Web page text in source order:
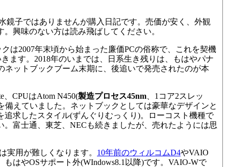
子ではありませんが購入日記です。売価が安く、外観
興味のない方は読み飛ばしてください。
は2007年末頃から始まった廉価PCの俗称で、これを契機
ます。2018年のいまでは、日系生き残りは、もはやパナ
ットブックブーム末期に、後追いで発売されたのが本
CPUはAtom N450(製造プロセス45nm 、1コア2スレッ
備えていました。ネットブックとしては豪華なデザインと
求したスタイル(ずんぐりむっくり)。
ローコスト機種で
富士通、東芝、NECも続きましたが、売れたようには思
実用が難しくなります。 10年前のウィルコムD4やVAIO
はやOSサポート外(WIndows8.1以降)です。VAIO-Wで